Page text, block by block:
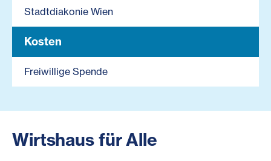
Stadtdiakonie Wien
Kosten
Freiwillige Spende
Wirtshaus für Alle